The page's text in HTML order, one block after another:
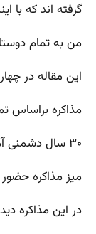
گرفته اند که با
من به تمام
این مقاله در
مذاکره براساس
۳۰ سال دشمنی آمریکا با ایران و تمام مسائل حاشیه ایی نتوانست گروه مذاکره کننده را از اصل مذاکره و منافع ملی کشور به بهانه نفرت و کینه از تمام قدرتهایی که پشت
میز مذاکره
در این مذاکره